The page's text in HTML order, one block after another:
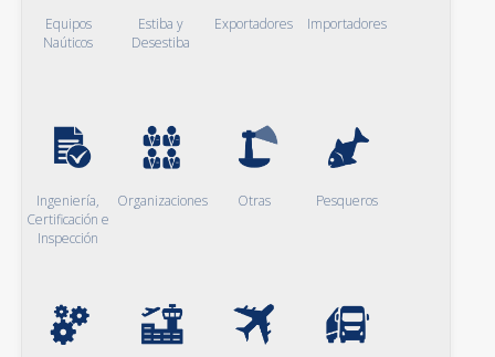
Equipos
Naúticos
Estiba y
Desestiba
Exportadores Importadores
Ingeniería,
Certificación e
Inspección
Organizaciones Otras Pesqueros